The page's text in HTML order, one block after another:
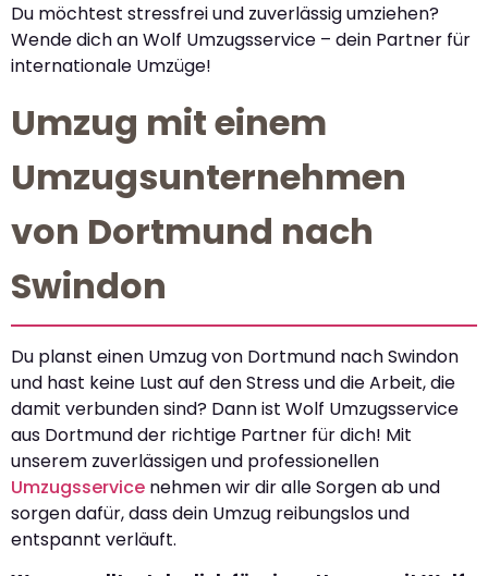
Du möchtest stressfrei und zuverlässig umziehen?
Wende dich an Wolf Umzugsservice – dein Partner für
internationale Umzüge!
Umzug mit einem
Umzugsunternehmen
von Dortmund nach
Swindon
Du planst einen Umzug von Dortmund nach Swindon
und hast keine Lust auf den Stress und die Arbeit, die
damit verbunden sind? Dann ist Wolf Umzugsservice
aus Dortmund der richtige Partner für dich! Mit
unserem zuverlässigen und professionellen
Umzugsservice nehmen wir dir alle Sorgen ab und
sorgen dafür, dass dein Umzug reibungslos und
entspannt verläuft.